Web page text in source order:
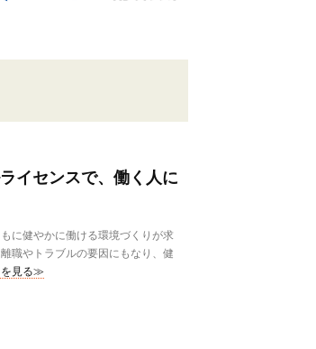
イセンスで、働く人に
に健やかに働ける環境づくりが求
職やトラブルの要因にもなり、健
を見る≫